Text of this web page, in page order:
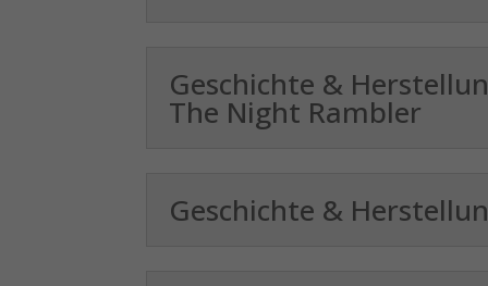
Geschichte &
The Night Rambler
Geschichte &